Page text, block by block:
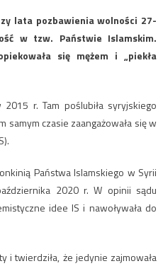
lata pozbawienia wolności 27-
w tzw. Państwie Islamskim.
się mężem i „piekła
r. Tam poślubiła syryjskiego
samym czasie zaangażowała się w
Państwa Islamskiego w Syrii
2020 r. W opinii sądu
idee IS i nawoływała do
i twierdziła, że jedynie zajmowała